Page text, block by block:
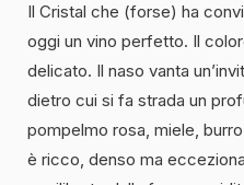
Il Cristal che (forse) ha
oggi un vino perfetto. Il
delicato. Il naso vanta
dietro cui si fa strada un
pompelmo rosa, miele,
è ricco, denso ma